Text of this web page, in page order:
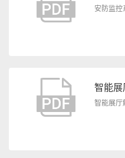
安防监
智能展
智能展厅